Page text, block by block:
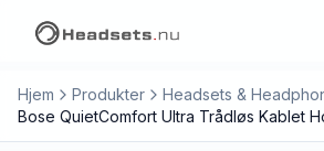
Hjem Produkter Headsets &
Bose QuietComfort Ultra Trådløs Kablet